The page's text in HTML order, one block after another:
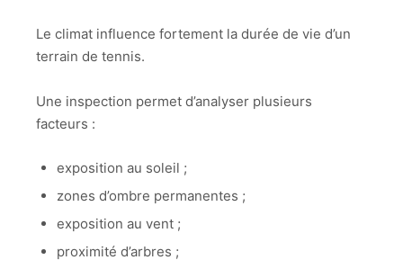
Le climat influence fortement la durée de vie d’un
terrain de tennis.
Une inspection permet d’analyser plusieurs
facteurs :
exposition au soleil ;
zones d’ombre permanentes ;
exposition au vent ;
proximité d’arbres ;